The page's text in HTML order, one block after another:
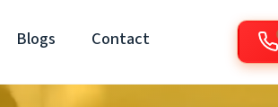
Blogs Contact